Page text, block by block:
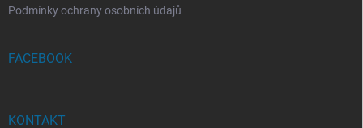
Podmínky ochrany osobních údajů
FACEBOOK
KONTAKT